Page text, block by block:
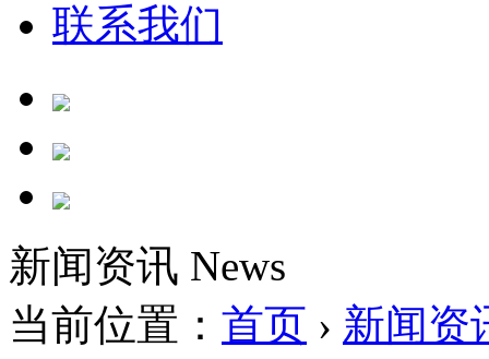
联系我们
新闻资讯 News
当前位置： 首页 › 新闻资